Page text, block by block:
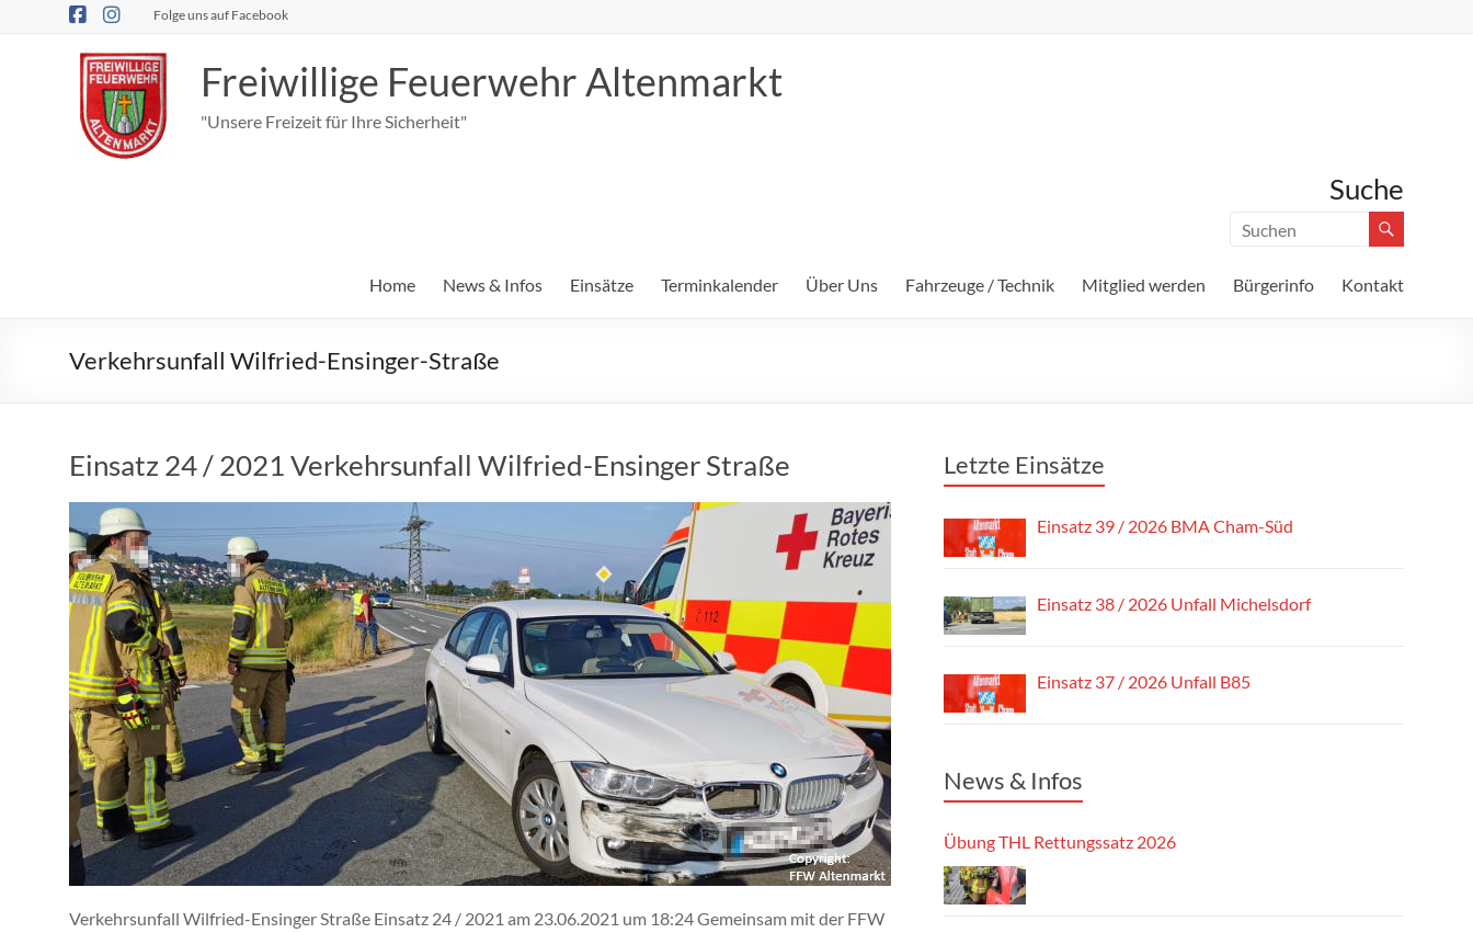
Folge uns auf Facebook
Freiwillige Feuerwehr Altenmarkt
"Unsere Freizeit für Ihre Sicherheit"
Suche
Home News & Infos Einsätze Terminkalender Über Uns Fahrzeuge / Technik Mitglied werden Bürgerinfo Kontakt
Verkehrsunfall Wilfried-Ensinger-Straße
Einsatz 24 / 2021 Verkehrsunfall Wilfried-Ensinger Straße
Verkehrsunfall Wilfried-Ensinger Straße Einsatz 24 / 2021 am 23.06.2021 um 18:24 Gemeinsam mit der FFW
Letzte Einsätze
Einsatz 39 / 2026 BMA Cham-Süd
Einsatz 38 / 2026 Unfall Michelsdorf
Einsatz 37 / 2026 Unfall B85
News & Infos
Übung THL Rettungssatz 2026